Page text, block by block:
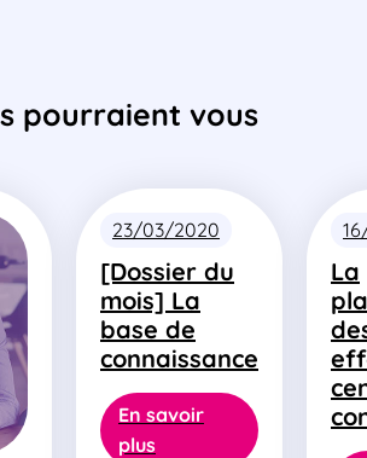
pourraient vous
23/03/2020
[Dossier du
mois] La
base de
connaissance
En savoir
plus
La